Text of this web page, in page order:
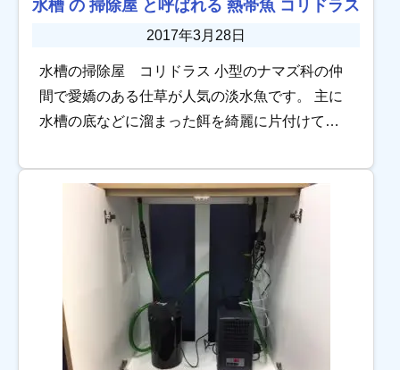
水槽 の 掃除屋 と呼ばれる 熱帯魚 コリドラス
2017年3月28日
水槽の掃除屋 コリドラス 小型のナマズ科の仲
間で愛嬌のある仕草が人気の淡水魚です。 主に
水槽の底などに溜まった餌を綺麗に片付けてく
で他の淡水魚とも仲良く飼える事で人気がある